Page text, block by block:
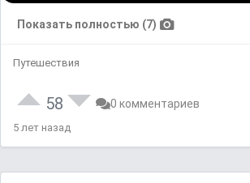
Показать полностью (7)
Путешествия
58 0 комментариев
5 лет назад